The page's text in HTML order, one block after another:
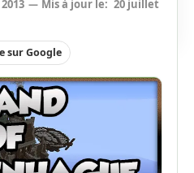
Mis à jour le: 20 juillet
sur Google